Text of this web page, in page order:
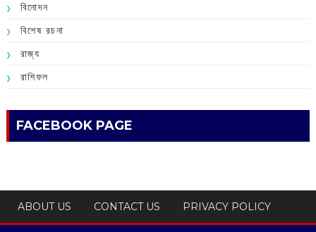
বিনোদন
বিশেষ রচনা
রাজ্য
রাশিফল
FACEBOOK PAGE
ABOUT US CONTACT US PRIVACY POLICY